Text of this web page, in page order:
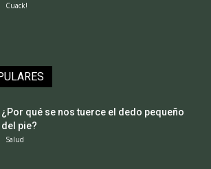
Cuack!
¿Por qué se nos tuerce el dedo pequeño
del pie?
Salud